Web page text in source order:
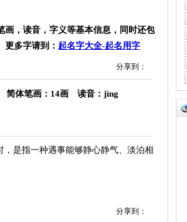
画，读音，字义等基本信息，同时还包
多字请到： 起名字大全-起名用字
分享到：
体笔画：14画 读音：jìng
是指一种遇事能够静心静气、淡泊相
分享到：